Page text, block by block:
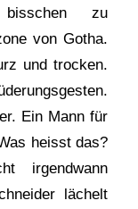
zu
von Gotha.
und trocken.
Ein Mann für
heisst das?
irgendwann
lächelt